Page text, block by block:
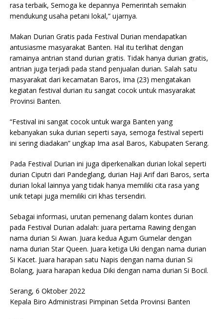
rasa terbaik, Semoga ke depannya Pemerintah semakin
mendukung usaha petani lokal,” ujarnya.
Makan Durian Gratis pada Festival Durian mendapatkan
antusiasme masyarakat Banten. Hal itu terlihat dengan
ramainya antrian stand durian gratis. Tidak hanya durian gratis,
antrian juga terjadi pada stand penjualan durian. Salah satu
masyarakat dari kecamatan Baros, Ima (23) mengatakan
kegiatan festival durian itu sangat cocok untuk masyarakat
Provinsi Banten.
“Festival ini sangat cocok untuk warga Banten yang
kebanyakan suka durian seperti saya, semoga festival seperti
ini sering diadakan” ungkap Ima asal Baros, Kabupaten Serang.
Pada Festival Durian ini juga diperkenalkan durian lokal seperti
durian Ciputri dari Pandeglang, durian Haji Arif dari Baros, serta
durian lokal lainnya yang tidak hanya memiliki cita rasa yang
unik tetapi juga memiliki ciri khas tersendiri.
Sebagai informasi, urutan pemenang dalam kontes durian
pada Festival Durian adalah: juara pertama Rawing dengan
nama durian Si Awan. Juara kedua Agum Gumelar dengan
nama durian Star Queen. Juara ketiga Uki dengan nama durian
Si Kacet. Juara harapan satu Napis dengan nama durian Si
Bolang, juara harapan kedua Diki dengan nama durian Si Bocil.
Serang, 6 Oktober 2022
Kepala Biro Administrasi Pimpinan Setda Provinsi Banten